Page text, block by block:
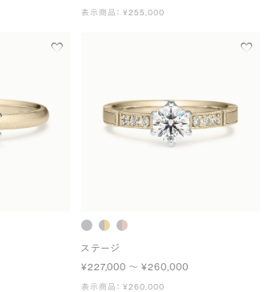
表示商品： ¥255,000
ステージ
¥227,000 〜 ¥260,000
表示商品： ¥260,000